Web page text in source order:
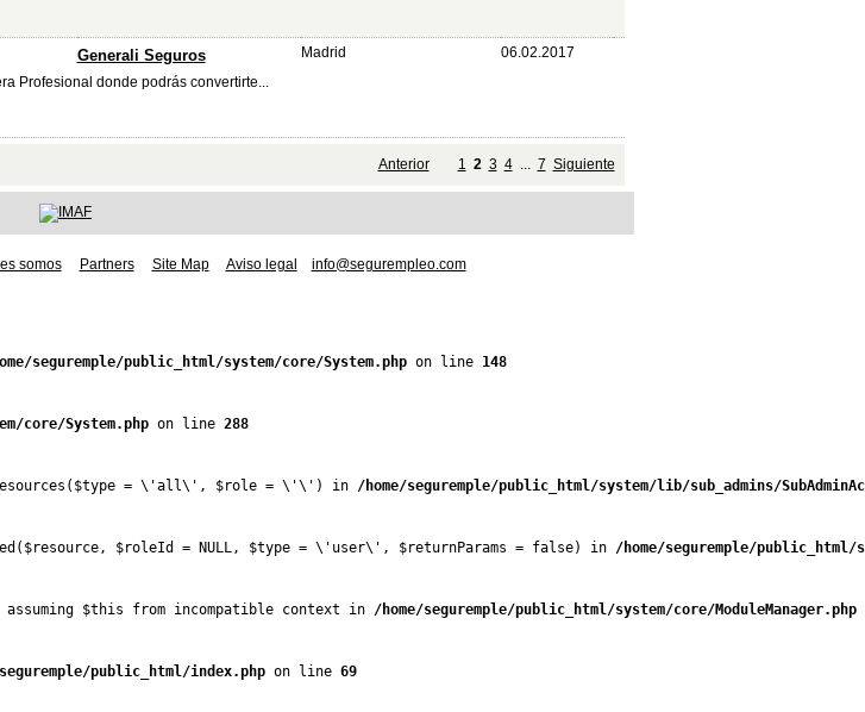
Generali Seguros Madrid
06.02.2017
Profesional donde podrás convertirte...
Anterior 1 2 3 4... 7 Siguiente
somos Partners Site Map Aviso legal info@segurempleo.com
seguremple/public_html/system/core/System.php on line 148
core/System.php on line 288
= \'all\', $role = \'\') in /home/seguremple/public_html/system/lib/sub_admins/
$roleId = NULL, $type = \'user\', $returnParams = false) in /home/seguremple/public_html/
$this from incompatible context in /home/seguremple/public_html/system/core/ModuleManager.php
public_html/index.php on line 69